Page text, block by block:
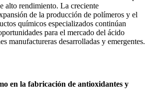
alto rendimiento. La creciente
de la producción de polímeros y el
químicos especializados continúan
para el mercado del ácido
manufactureras desarrolladas y emergentes.
en la fabricación de antioxidantes y